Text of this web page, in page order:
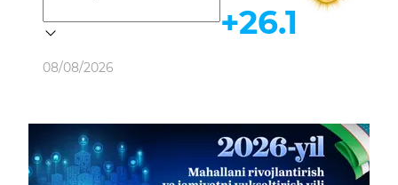
Ob-havo
08/08/2026
+26.1